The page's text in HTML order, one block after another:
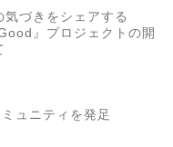
気づきをシェアする
』プロジェクトの開
ュニティを発足